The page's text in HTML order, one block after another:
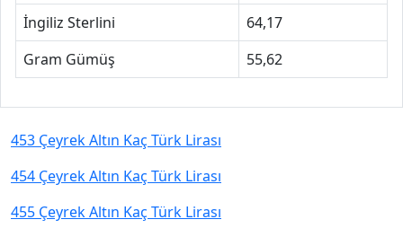
İngiliz Sterlini
64,17
Gram Gümüş
55,62
453 Çeyrek Altın Kaç Türk Lirası
454 Çeyrek Altın Kaç Türk Lirası
455 Çeyrek Altın Kaç Türk Lirası